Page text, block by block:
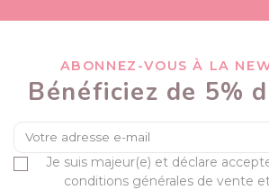
ABONNEZ-VOUS À LA
Bénéficiez de 5%
Je suis majeur(e) et déclare
conditions générales de vente